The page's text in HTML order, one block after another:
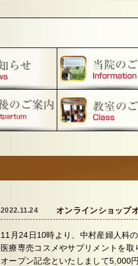
2022.11.24 オンラインショップ
11月24日10時より、中村産婦人科
医療専売コスメやサプリメントを取
オープン記念といたしまして5,000